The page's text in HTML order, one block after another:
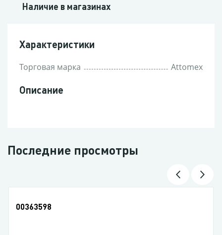
Наличие в магазинах
Характеристики
Торговая марка Attomex
Описание
Последние просмотры